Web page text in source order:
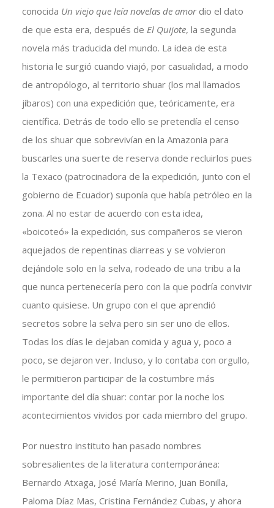
conocida Un viejo que leía novelas de amordio el dato
de que esta era, después de El Quijote, la segunda
novela más traducida del mundo. La idea de esta
historia le surgió cuando viajó, por casualidad, a modo
de antropólogo, al territorio shuar (los mal llamados
jíbaros) con una expedición que, teóricamente, era
científica. Detrás de todo ello se pretendía el censo
de los shuar que sobrevivían en la Amazonia para
buscarles una suerte de reserva donde recluirlos pues
la Texaco (patrocinadora de la expedición, junto con el
gobierno de Ecuador) suponía que había petróleo en la
zona. Al no estar de acuerdo con esta idea,
«boicoteó» la expedición, sus compañeros se vieron
aquejados de repentinas diarreas y se volvieron
dejándole solo en la selva, rodeado de una tribu a la
que nunca pertenecería pero con la que podría convivir
cuanto quisiese. Un grupo con el que aprendió
secretos sobre la selva pero sin ser uno de ellos.
Todas los días le dejaban comida y agua y, poco a
poco, se dejaron ver. Incluso, y lo contaba con orgullo,
le permitieron participar de la costumbre más
importante del día shuar: contar por la noche los
acontecimientos vividos por cada miembro del grupo.
Por nuestro instituto han pasado nombres
sobresalientes de la literatura contemporánea:
Bernardo Atxaga, José María Merino, Juan Bonilla,
Paloma Díaz Mas, Cristina Fernández Cubas, y ahora